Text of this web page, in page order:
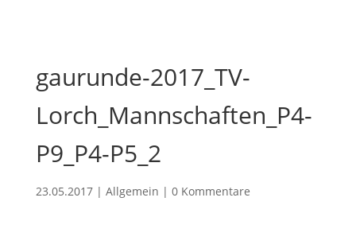
gaurunde-2017_TV-
Lorch_Mannschaften_P4-
P9_P4-P5_2
23.05.2017| Allgemein | 0 Kommentare